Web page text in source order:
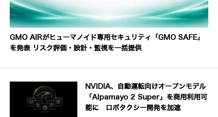
GMO AIRがヒューマノイド専用セキュリティ「GMO SAFE」
を発表 リスク評価・設計・監視を一括提供
NVIDIA、自動運転向けオープンモデル
「Alpamayo 2 Super」を商用利用可
能に ロボタクシー開発を加速